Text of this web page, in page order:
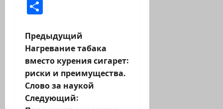
Н
а
в
и
Предыдущий
Нагревание табака
вместо курения сигарет:
риски и преимущества.
Слово за наукой
Следующий: